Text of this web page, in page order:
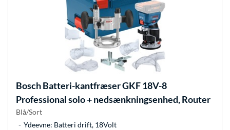
BoschBatteri-kantfræser GKF 18V-8
Professional solo + nedsænkningsenhed, Router
Blå/Sort
Ydeevne: Batteri drift, 18Volt